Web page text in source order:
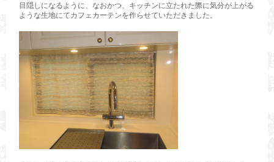
目隠しになるように、なおかつ、キッチンに立たれた際に気分が上がる
ような生地にてカフェカーテンを作らせていただきました。